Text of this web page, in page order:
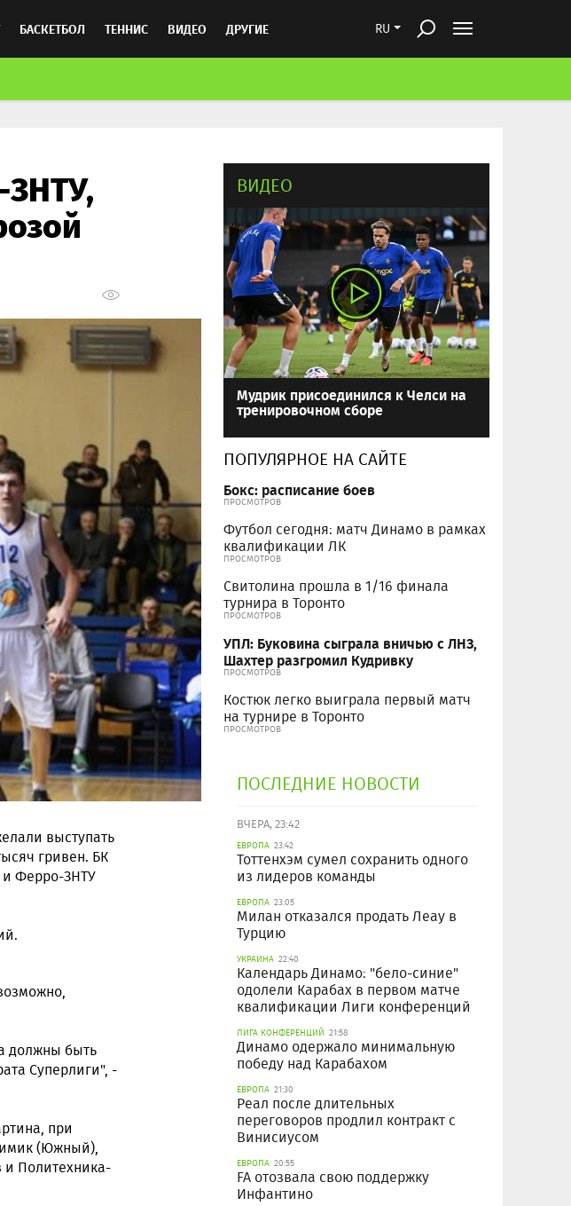
RU
БАСКЕТБОЛ ТЕННИС ВИДЕО ДРУГИЕ
выступать
гривен. БК
и Ферро-ЗНТУ
должны быть
Суперлиги", -
при
(Южный),
Политехника-
ВИДЕО
Мудрик присоединился к Челси на
тренировочном сборе
ПОПУЛЯРНОЕ НА САЙТЕ
Бокс: расписание боев
ПРОСМОТРОВ
Футбол сегодня: матч Динамо в рамках
квалификации ЛК
ПРОСМОТРОВ
Свитолина прошла в 1/16 финала
турнира в Торонто
ПРОСМОТРОВ
УПЛ: Буковина сыграла вничью с ЛНЗ,
Шахтер разгромил Кудривку
ПРОСМОТРОВ
Костюк легко выиграла первый матч
на турнире в Торонто
ПРОСМОТРОВ
ПОСЛЕДНИЕ НОВОСТИ
ВЧЕРА, 23:42
ЕВРОПА 23:42
Тоттенхэм сумел сохранить одного
из лидеров команды
ЕВРОПА 23:05
Милан отказался продать Леау в
Турцию
УКРАИНА 22:40
Календарь Динамо: "бело-синие"
одолели Карабах в первом матче
квалификации Лиги конференций
ЛИГА КОНФЕРЕНЦИЙ 21:58
Динамо одержало минимальную
победу над Карабахом
ЕВРОПА 21:30
Реал после длительных
переговоров продлил контракт с
Винисиусом
ЕВРОПА 20:55
FA отозвала свою поддержку
Инфантино